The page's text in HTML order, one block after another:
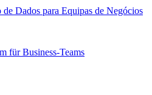
Dados para Equipas de Negócios
für Business-Teams